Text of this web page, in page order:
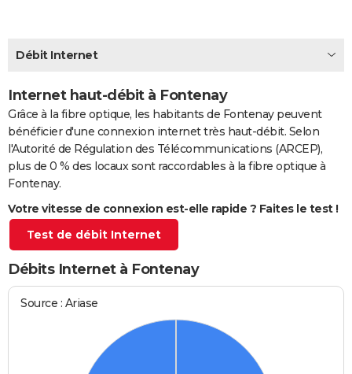
GUIDES D'ACHAT
CARTE DE VOEUX
Carte de Noël
Carte Bonne année
Carte Saint-Valentin
Carte Pâques
Carte d'anniversaire
DICTIONNAIRE
Biographies
Expressions
PROGRAMME TV
COPAINS D'AVANT
S'inscrire
Se connecter
Lycées
Collèges
Primaires
Universités
Entreprises
Service militaire
Avis de recherche
AVIS DE DÉCÈS
FORUM
Bricolage
Lifestyle
Culture
Sport
Auto
Television
Voyage
Cinema
Débit Internet
Internet haut-débit à Fontenay
Grâce à la fibre optique, les habitants de Fontenay peuvent
bénéficier d'une connexion internet très haut-débit. Selon
l'Autorité de Régulation des Télécommunications (ARCEP),
plus de 0 % des locaux sont raccordables à la fibre optique à
Fontenay.
Votre vitesse de connexion est-elle rapide ? Faites le test !
Test de débit Internet
Débits Internet à Fontenay
Source : Ariase